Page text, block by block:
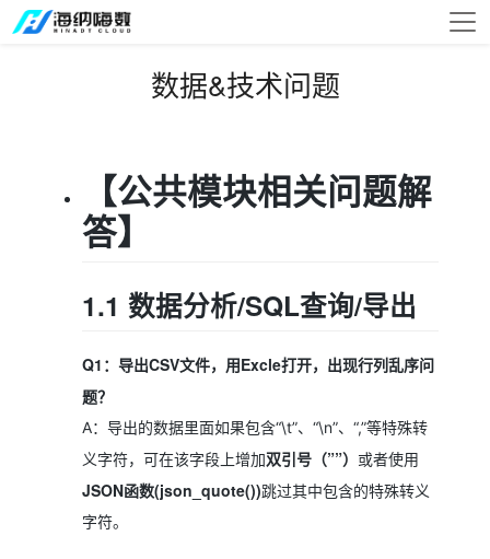
数据&技术问题
【公共模块相关问题解
答】
1.1 数据分析/SQL查询/导出
Q1：导出CSV文件，用Excle打开，出现行列乱序问
题？
A：导出的数据里面如果包含“\t”、“\n”、“,”等特殊转
义字符，可在该字段上增加双引号（””） 或者使用
JSON函数(json_quote())跳过其中包含的特殊转义
字符。